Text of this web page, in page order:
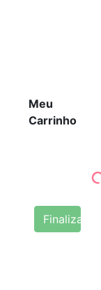
Meu
Carrinho
Finalizar